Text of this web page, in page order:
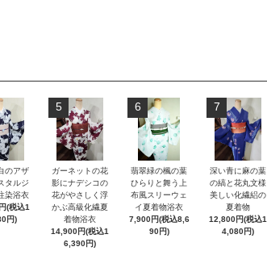
のアザ
タルジ
染浴衣
(税込1
円)
5
ガーネットの花
影にナデシコの
花がやさしく浮
かぶ高級化繊夏
着物浴衣
14,900円(税込1
6,390円)
6
翡翠緑の楓の葉
ひらりと舞う上
布風スリーウェ
イ夏着物浴衣
7,900円(税込8,6
90円)
7
深い青に麻の葉
の縞と花丸文様
美しい化繊絽の
夏着物
12,800円(税込1
4,080円)